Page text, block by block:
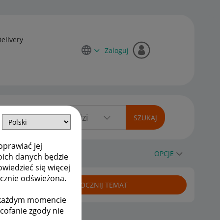
jej
danych będzie
się więcej
odświeżona.
momencie
zgody nie
Zaloguj
OPCJE
ROZPOCZNIJ TEMAT